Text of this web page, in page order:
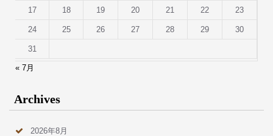
17 18 19 20 21 22 23
24 25 26 27 28 29 30
31
« 7月
Archives
2026年8月